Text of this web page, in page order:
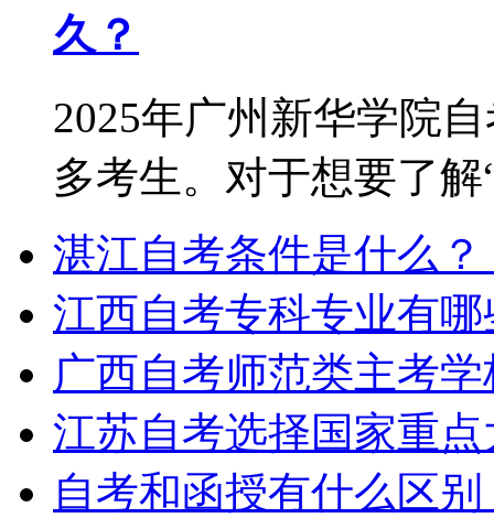
久？
2025年广州新华学院
多考生。对于想要了解
湛江自考条件是什么？
江西自考专科专业有哪
广西自考师范类主考
江苏自考选择国家重
自考和函授有什么区别